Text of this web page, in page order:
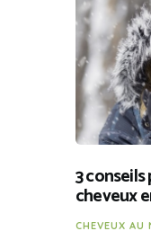
3
cheveux
CHEVEUX AU